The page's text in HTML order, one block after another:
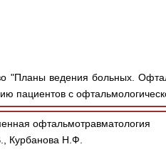
"Планы ведения больных.
пациентов с
офтальмотравматология
Курбанова Н.Ф.